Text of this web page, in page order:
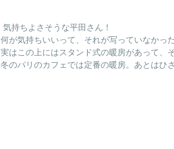
気持ちよさそうな平田さん！
何が気持ちいいって、それが写っていなかっ
実はこの上にはスタンド式の暖房があって、
冬のパリのカフェでは定番の暖房。あとはひ